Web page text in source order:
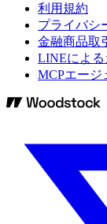
利用規約
プライバシ
金融商品取
LINEによ
MCPエージ